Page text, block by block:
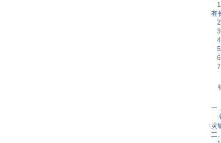
1
有
2
3
4
5
6
7
一
灵
二